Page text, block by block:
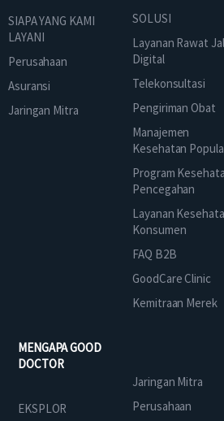
SIAPA YANG KAMI
LAYANI
Perusahaan
Asuransi
Jaringan Mitra
SOLUSI
Layanan Rawat
Digital
Telekonsultasi
Pengiriman Obat
Manajemen
Kesehatan
Program
Pencegahan
Layanan
Konsumen
FAQ B2B
GoodCare Clinic
Kemitraan Merek
MENGAPA GOOD
DOCTOR
EKSPLOR
Jaringan Mitra
Perusahaan